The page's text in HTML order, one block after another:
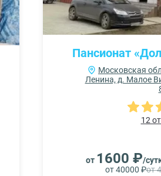
Пансионат
Московская
Ленина, д. Малое
12
от 1600 ₽/
от 40000 ₽от